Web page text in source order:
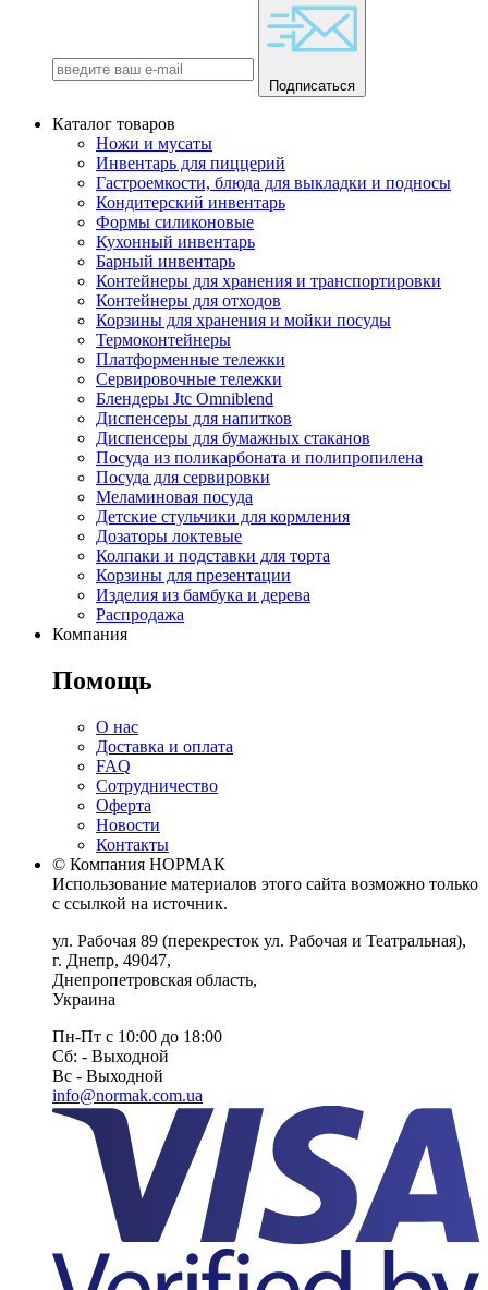
Подписаться
Каталог товаров
Ножи и мусаты
Инвентарь для пиццерий
Гастроемкости, блюда для выкладки и подносы
Кондитерский инвентарь
Формы силиконовые
Кухонный инвентарь
Барный инвентарь
Контейнеры для хранения и транспортировки
Контейнеры для отходов
Корзины для хранения и мойки посуды
Термоконтейнеры
Платформенные тележки
Сервировочные тележки
Блендеры Jtc Omniblend
Диспенсеры для напитков
Диспенсеры для бумажных стаканов
Посуда из поликарбоната и полипропилена
Посуда для сервировки
Меламиновая посуда
Детские стульчики для кормления
Дозаторы локтевые
Колпаки и подставки для торта
Корзины для презентации
Изделия из бамбука и дерева
Распродажа
Компания
Помощь
О нас
Доставка и оплата
FAQ
Сотрудничество
Оферта
Новости
Контакты
© Компания НОРМАК
Использование материалов этого сайта возможно только
с ссылкой на источник.
ул. Рабочая 89 (перекресток ул. Рабочая и Театральная),
г. Днепр, 49047,
Днепропетровская область,
Украина
Пн-Пт с 10:00 до 18:00
Сб: - Выходной
Вс - Выходной
info@normak.com.ua